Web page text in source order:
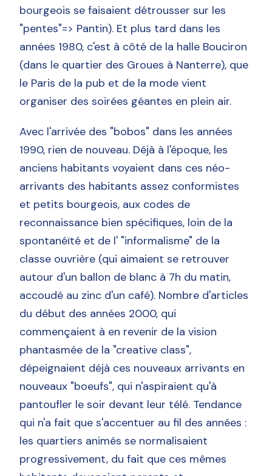
bourgeois se faisaient détrousser sur les
"pentes"=> Pantin). Et plus tard dans les
années 1980, c'est à côté de la halle Bouciron
(dans le quartier des Groues à Nanterre), que
le Paris de la pub et de la mode vient
organiser des soirées géantes en plein air.
Avec l'arrivée des "bobos" dans les années
1990, rien de nouveau. Déjà à l'époque, les
anciens habitants voyaient dans ces néo-
arrivants des habitants assez conformistes
et petits bourgeois, aux codes de
reconnaissance bien spécifiques, loin de la
spontanéïté et de l' "informalisme" de la
classe ouvrière (qui aimaient se retrouver
autour d'un ballon de blanc à 7h du matin,
accoudé au zinc d'un café). Nombre d'articles
du début des années 2000, qui
commençaient à en revenir de la vision
phantasmée de la "creative class",
dépeignaient déjà ces nouveaux arrivants en
nouveaux "boeufs", qui n'aspiraient qu'à
pantoufler le soir devant leur télé. Tendance
qui n'a fait que s'accentuer au fil des années :
les quartiers animés se normalisaient
progressivement, du fait que ces mêmes